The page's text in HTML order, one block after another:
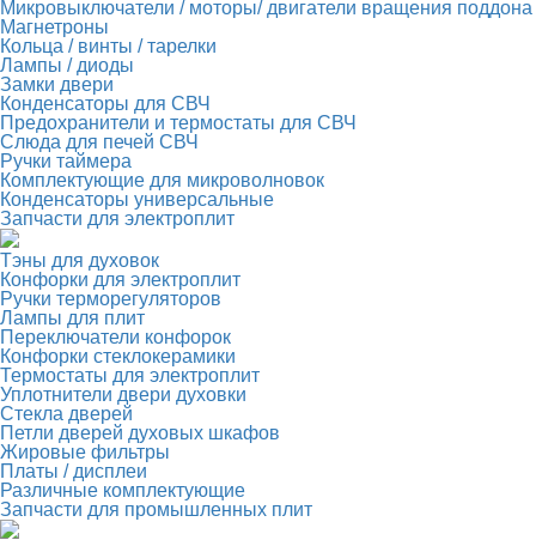
Микровыключатели / моторы/ двигатели вращения поддона
Магнетроны
Кольца / винты / тарелки
Лампы / диоды
Замки двери
Конденсаторы для СВЧ
Предохранители и термостаты для СВЧ
Слюда для печей СВЧ
Ручки таймера
Комплектующие для микроволновок
Конденсаторы универсальные
Запчасти для электроплит
Тэны для духовок
Конфорки для электроплит
Ручки терморегуляторов
Лампы для плит
Переключатели конфорок
Конфорки стеклокерамики
Термостаты для электроплит
Уплотнители двери духовки
Стекла дверей
Петли дверей духовых шкафов
Жировые фильтры
Платы / дисплеи
Различные комплектующие
Запчасти для промышленных плит